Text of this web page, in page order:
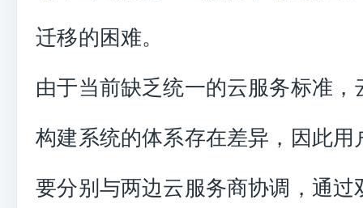
迁移的困难。
由于当前缺乏统一的云服务标准，
构建系统的体系存在差异，因此用
要分别与两边云服务商协调，通过